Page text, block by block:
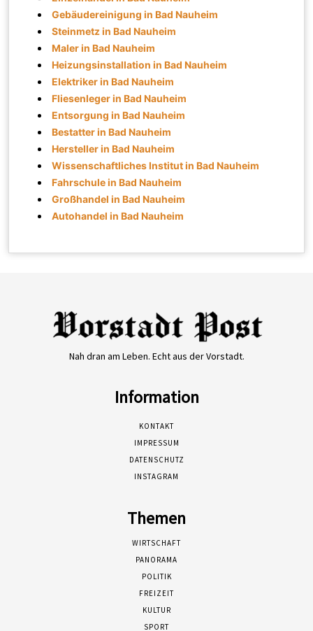
Gebäudereinigung in Bad Nauheim
Steinmetz in Bad Nauheim
Maler in Bad Nauheim
Heizungsinstallation in Bad Nauheim
Elektriker in Bad Nauheim
Fliesenleger in Bad Nauheim
Entsorgung in Bad Nauheim
Bestatter in Bad Nauheim
Hersteller in Bad Nauheim
Wissenschaftliches Institut in Bad Nauheim
Fahrschule in Bad Nauheim
Großhandel in Bad Nauheim
Autohandel in Bad Nauheim
Nah dran am Leben. Echt aus der Vorstadt.
Information
KONTAKT
IMPRESSUM
DATENSCHUTZ
INSTAGRAM
Themen
WIRTSCHAFT
PANORAMA
POLITIK
FREIZEIT
KULTUR
SPORT